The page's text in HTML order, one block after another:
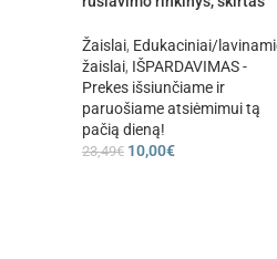
skaičiai, 139 vnt.
Žaislai, Edukaciniai/
žaislai, IŠPARDAVIMAS -
Prekes išsiunčiame ir
paruošiame atsiėmimui tą
pačią dieną!
23,49€ 10,00€